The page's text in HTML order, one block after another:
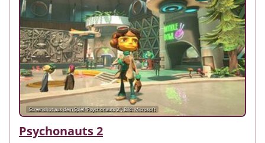
Screenshot aus dem Spiel "Psychonauts 2"; Bild: Microsoft
Psychonauts 2